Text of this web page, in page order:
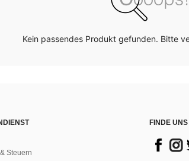
Kein passendes Produkt gefunden. Bitte
Steuern
FINDE